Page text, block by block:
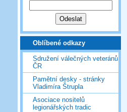
Oblíbené odkazy
Sdružení válečných veteránů
ČR
Pamětní desky - stránky
Vladimíra Štrupla
Asociace nositelů
legionářských tradic